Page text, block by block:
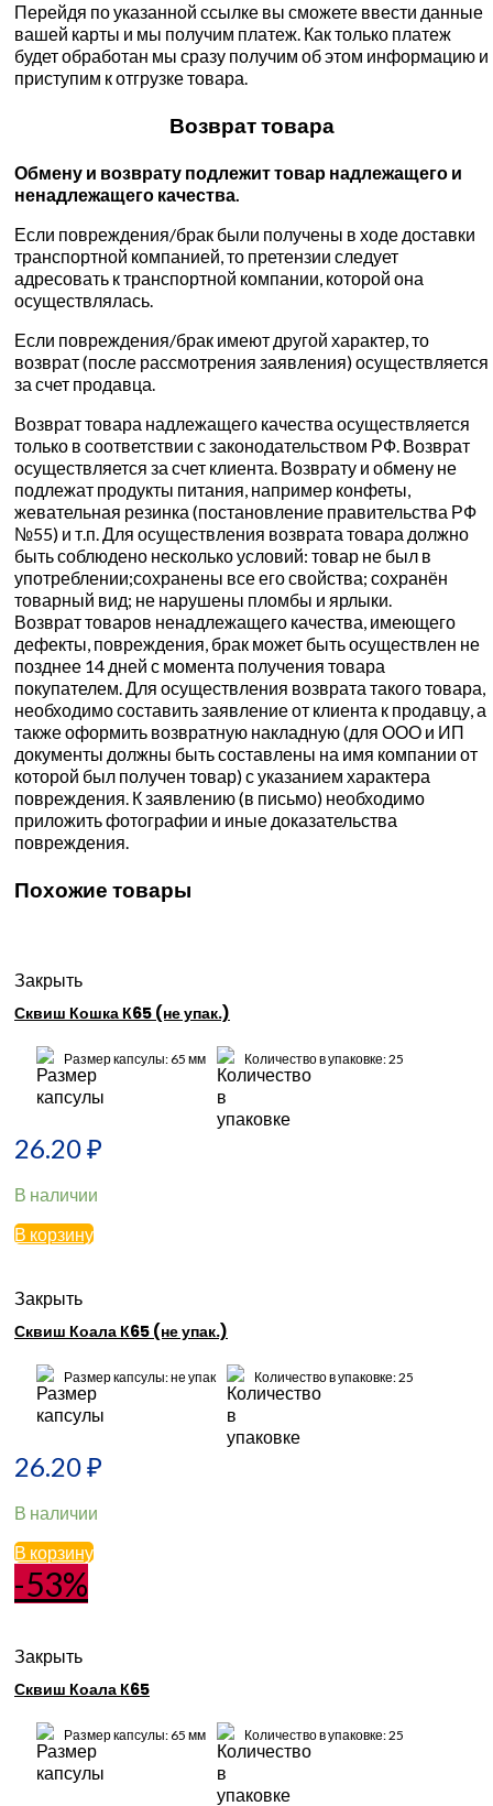
Перейдя по указанной ссылке вы сможете ввести данные
вашей карты и мы получим платеж. Как только платеж
будет обработан мы сразу получим об этом информацию и
приступим к отгрузке товара.
Возврат товара
Обмену и возврату подлежит товар надлежащего и
ненадлежащего качества.
Если повреждения/брак были получены в ходе доставки
транспортной компанией, то претензии следует
адресовать к транспортной компании, которой она
осуществлялась.
Если повреждения/брак имеют другой характер, то
возврат (после рассмотрения заявления) осуществляется
за счет продавца.
Возврат товара надлежащего качества осуществляется
только в соответствии с законодательством РФ. Возврат
осуществляется за счет клиента. Возврату и обмену не
подлежат продукты питания, например конфеты,
жевательная резинка (постановление правительства РФ
№55) и т.п. Для осуществления возврата товара должно
быть соблюдено несколько условий: товар не был в
употреблении;сохранены все его свойства; сохранён
товарный вид; не нарушены пломбы и ярлыки.
Возврат товаров ненадлежащего качества, имеющего
дефекты, повреждения, брак может быть осуществлен не
позднее 14 дней с момента получения товара
покупателем. Для осуществления возврата такого товара,
необходимо составить заявление от клиента к продавцу, а
также оформить возвратную накладную (для ООО и ИП
документы должны быть составлены на имя компании от
которой был получен товар) с указанием характера
повреждения. К заявлению (в письмо) необходимо
приложить фотографии и иные доказательства
повреждения.
Похожие товары
Закрыть
Сквиш Кошка К65 (не упак.)
Размер капсулы: 65 мм Количество в упаковке: 25
26.20₽
В наличии
В корзину
Закрыть
Сквиш Коала К65 (не упак.)
Размер капсулы: не упак Количество в упаковке: 25
26.20₽
В наличии
В корзину
-53%
Закрыть
Сквиш Коала К65
Размер капсулы: 65 мм Количество в упаковке: 25